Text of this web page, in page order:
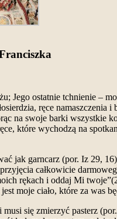
Jego ostatnie tchnienie –
ręce namaszczenia
na swoje barki wszystkie
które wychodzą na
jak garncarz (por. Iz 29,
całkowicie
rękach i oddaj Mi
moje ciało, które za was
się zmierzyć pasterz